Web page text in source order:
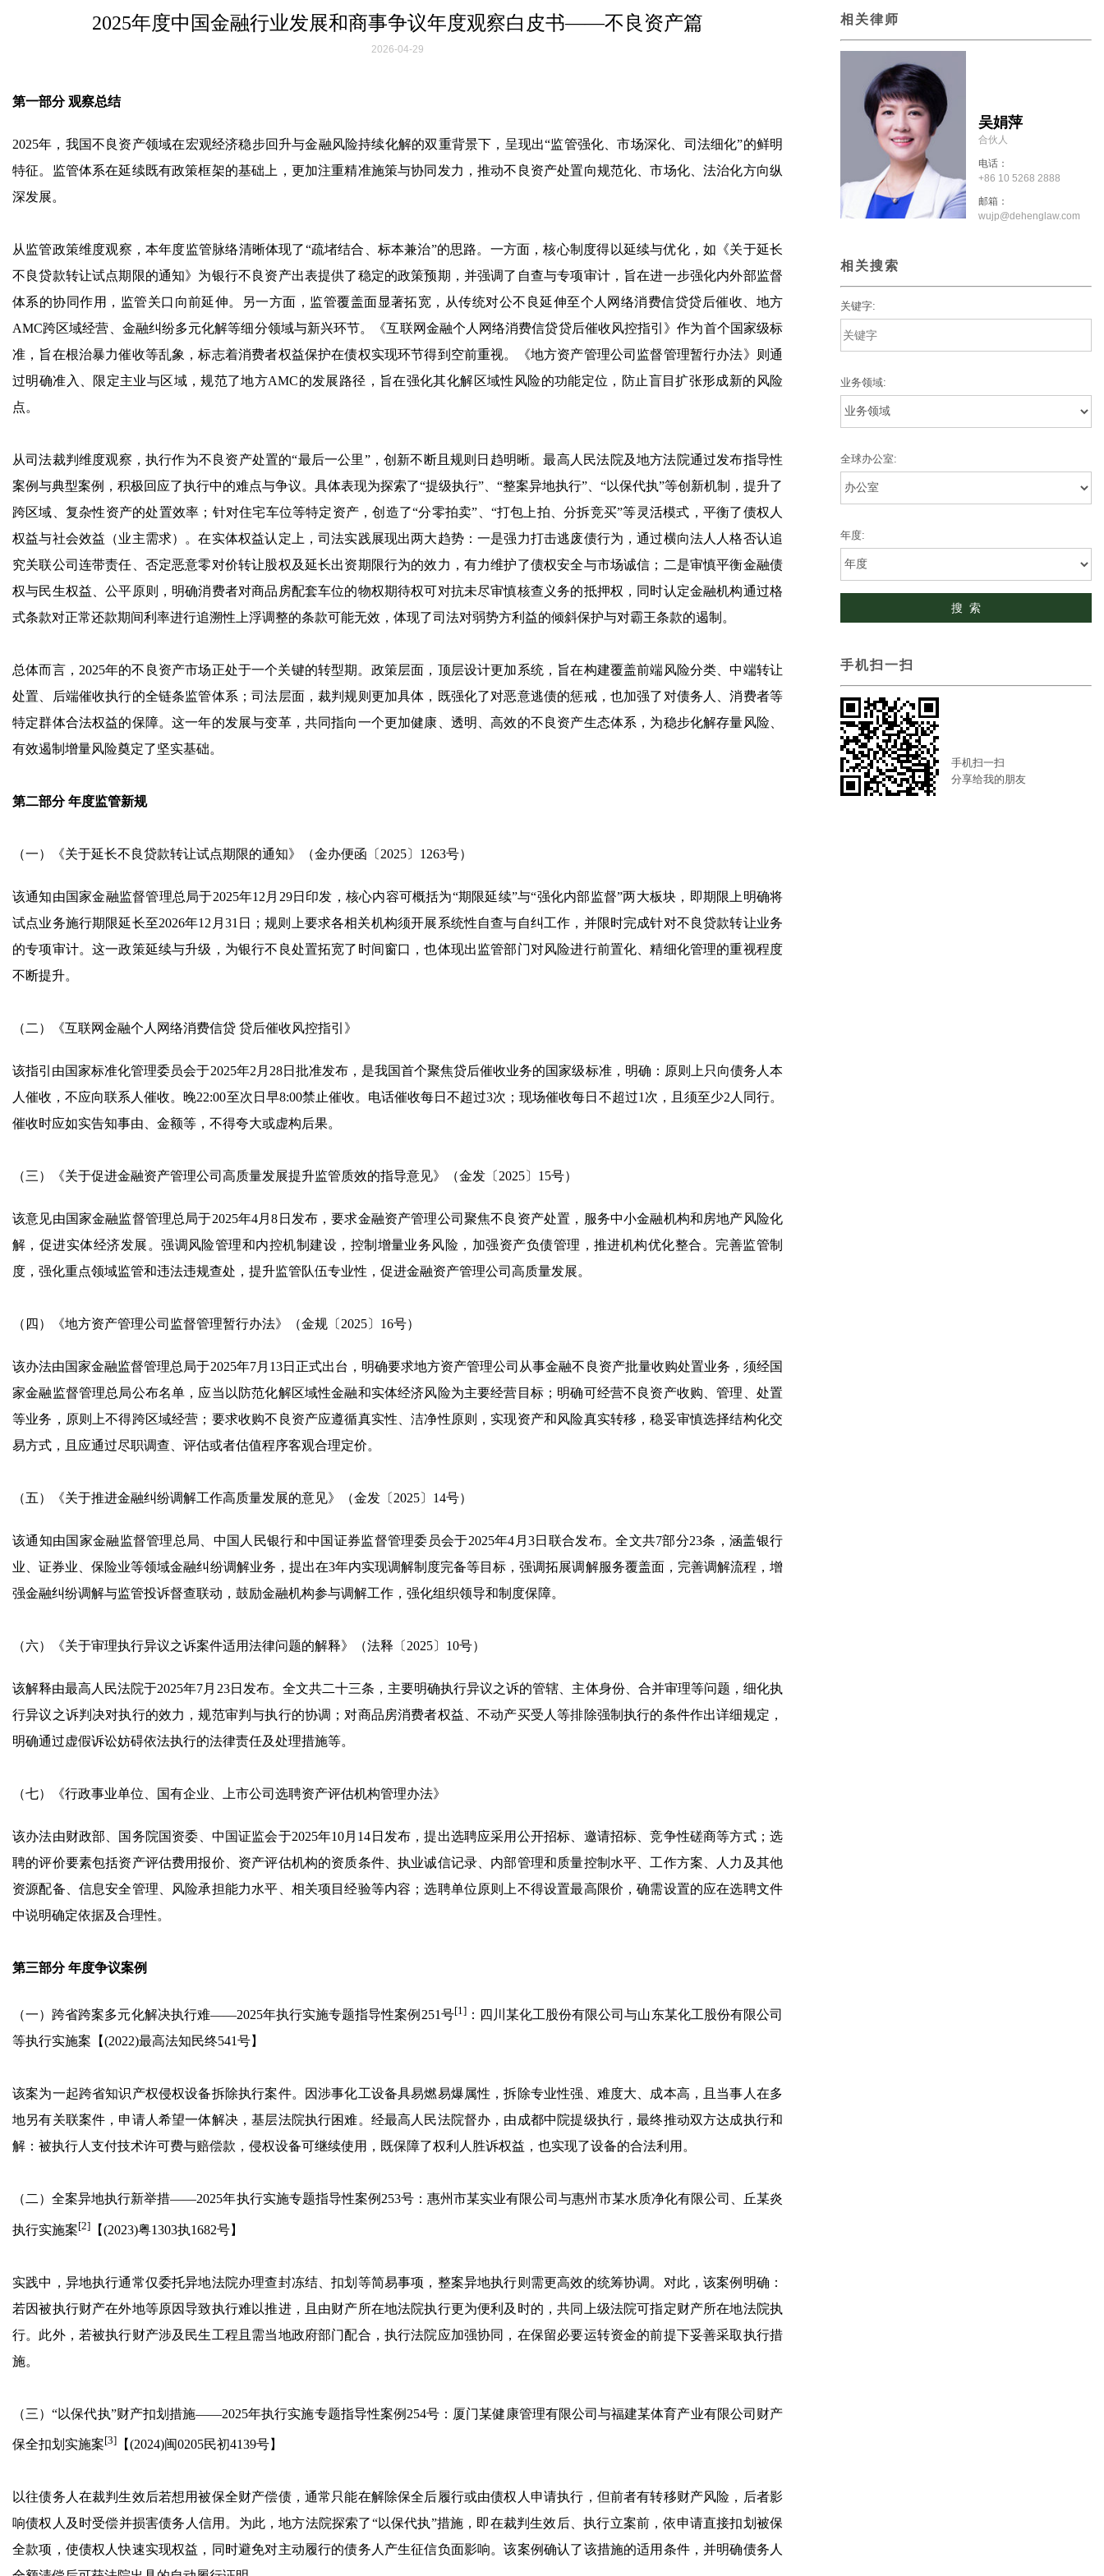
2025年度中国金融行业发展和商事争议年度观察白皮书——不良资产篇
2026-04-29
第一部分 观察总结
2025年，我国不良资产领域在宏观经济稳步回升与金融风险持续化解的双重背景下，呈现出“监管强化、市场深化、司法细化”的鲜明
特征。监管体系在延续既有政策框架的基础上，更加注重精准施策与协同发力，推动不良资产处置向规范化、市场化、法治化方向纵
深发展。
从监管政策维度观察，本年度监管脉络清晰体现了“疏堵结合、标本兼治”的思路。一方面，核心制度得以延续与优化，如《关于延长
不良贷款转让试点期限的通知》为银行不良资产出表提供了稳定的政策预期，并强调了自查与专项审计，旨在进一步强化内外部监督
体系的协同作用，监管关口向前延伸。另一方面，监管覆盖面显著拓宽，从传统对公不良延伸至个人网络消费信贷贷后催收、地方
AMC跨区域经营、金融纠纷多元化解等细分领域与新兴环节。《互联网金融个人网络消费信贷贷后催收风控指引》作为首个国家级标
准，旨在根治暴力催收等乱象，标志着消费者权益保护在债权实现环节得到空前重视。《地方资产管理公司监督管理暂行办法》则通
过明确准入、限定主业与区域，规范了地方AMC的发展路径，旨在强化其化解区域性风险的功能定位，防止盲目扩张形成新的风险
点。
从司法裁判维度观察，执行作为不良资产处置的“最后一公里”，创新不断且规则日趋明晰。最高人民法院及地方法院通过发布指导性
案例与典型案例，积极回应了执行中的难点与争议。具体表现为探索了“提级执行”、“整案异地执行”、“以保代执”等创新机制，提升了
跨区域、复杂性资产的处置效率；针对住宅车位等特定资产，创造了“分零拍卖”、“打包上拍、分拆竞买”等灵活模式，平衡了债权人
权益与社会效益（业主需求）。在实体权益认定上，司法实践展现出两大趋势：一是强力打击逃废债行为，通过横向法人人格否认追
究关联公司连带责任、否定恶意零对价转让股权及延长出资期限行为的效力，有力维护了债权安全与市场诚信；二是审慎平衡金融债
权与民生权益、公平原则，明确消费者对商品房配套车位的物权期待权可对抗未尽审慎核查义务的抵押权，同时认定金融机构通过格
式条款对正常还款期间利率进行追溯性上浮调整的条款可能无效，体现了司法对弱势方利益的倾斜保护与对霸王条款的遏制。
总体而言，2025年的不良资产市场正处于一个关键的转型期。政策层面，顶层设计更加系统，旨在构建覆盖前端风险分类、中端转让
处置、后端催收执行的全链条监管体系；司法层面，裁判规则更加具体，既强化了对恶意逃债的惩戒，也加强了对债务人、消费者等
特定群体合法权益的保障。这一年的发展与变革，共同指向一个更加健康、透明、高效的不良资产生态体系，为稳步化解存量风险、
有效遏制增量风险奠定了坚实基础。
第二部分 年度监管新规
（一）《关于延长不良贷款转让试点期限的通知》（金办便函〔2025〕1263号）
该通知由国家金融监督管理总局于2025年12月29日印发，核心内容可概括为“期限延续”与“强化内部监督”两大板块，即期限上明确将
试点业务施行期限延长至2026年12月31日；规则上要求各相关机构须开展系统性自查与自纠工作，并限时完成针对不良贷款转让业务
的专项审计。这一政策延续与升级，为银行不良处置拓宽了时间窗口，也体现出监管部门对风险进行前置化、精细化管理的重视程度
不断提升。
（二）《互联网金融个人网络消费信贷 贷后催收风控指引》
该指引由国家标准化管理委员会于2025年2月28日批准发布，是我国首个聚焦贷后催收业务的国家级标准，明确：原则上只向债务人本
人催收，不应向联系人催收。晚22:00至次日早8:00禁止催收。电话催收每日不超过3次；现场催收每日不超过1次，且须至少2人同行。
催收时应如实告知事由、金额等，不得夸大或虚构后果。
（三）《关于促进金融资产管理公司高质量发展提升监管质效的指导意见》（金发〔2025〕15号）
该意见由国家金融监督管理总局于2025年4月8日发布，要求金融资产管理公司聚焦不良资产处置，服务中小金融机构和房地产风险化
解，促进实体经济发展。强调风险管理和内控机制建设，控制增量业务风险，加强资产负债管理，推进机构优化整合。完善监管制
度，强化重点领域监管和违法违规查处，提升监管队伍专业性，促进金融资产管理公司高质量发展。
（四）《地方资产管理公司监督管理暂行办法》（金规〔2025〕16号）
该办法由国家金融监督管理总局于2025年7月13日正式出台，明确要求地方资产管理公司从事金融不良资产批量收购处置业务，须经国
家金融监督管理总局公布名单，应当以防范化解区域性金融和实体经济风险为主要经营目标；明确可经营不良资产收购、管理、处置
等业务，原则上不得跨区域经营；要求收购不良资产应遵循真实性、洁净性原则，实现资产和风险真实转移，稳妥审慎选择结构化交
易方式，且应通过尽职调查、评估或者估值程序客观合理定价。
（五）《关于推进金融纠纷调解工作高质量发展的意见》（金发〔2025〕14号）
该通知由国家金融监督管理总局、中国人民银行和中国证券监督管理委员会于2025年4月3日联合发布。全文共7部分23条，涵盖银行
业、证券业、保险业等领域金融纠纷调解业务，提出在3年内实现调解制度完备等目标，强调拓展调解服务覆盖面，完善调解流程，增
强金融纠纷调解与监管投诉督查联动，鼓励金融机构参与调解工作，强化组织领导和制度保障。
（六）《关于审理执行异议之诉案件适用法律问题的解释》（法释〔2025〕10号）
该解释由最高人民法院于2025年7月23日发布。全文共二十三条，主要明确执行异议之诉的管辖、主体身份、合并审理等问题，细化执
行异议之诉判决对执行的效力，规范审判与执行的协调；对商品房消费者权益、不动产买受人等排除强制执行的条件作出详细规定，
明确通过虚假诉讼妨碍依法执行的法律责任及处理措施等。
（七）《行政事业单位、国有企业、上市公司选聘资产评估机构管理办法》
该办法由财政部、国务院国资委、中国证监会于2025年10月14日发布，提出选聘应采用公开招标、邀请招标、竞争性磋商等方式；选
聘的评价要素包括资产评估费用报价、资产评估机构的资质条件、执业诚信记录、内部管理和质量控制水平、工作方案、人力及其他
资源配备、信息安全管理、风险承担能力水平、相关项目经验等内容；选聘单位原则上不得设置最高限价，确需设置的应在选聘文件
中说明确定依据及合理性。
第三部分 年度争议案例
（一）跨省跨案多元化解决执行难——2025年执行实施专题指导性案例251号[1]：四川某化工股份有限公司与山东某化工股份有限公司
等执行实施案【(2022)最高法知民终541号】
该案为一起跨省知识产权侵权设备拆除执行案件。因涉事化工设备具易燃易爆属性，拆除专业性强、难度大、成本高，且当事人在多
地另有关联案件，申请人希望一体解决，基层法院执行困难。经最高人民法院督办，由成都中院提级执行，最终推动双方达成执行和
解：被执行人支付技术许可费与赔偿款，侵权设备可继续使用，既保障了权利人胜诉权益，也实现了设备的合法利用。
（二）全案异地执行新举措——2025年执行实施专题指导性案例253号：惠州市某实业有限公司与惠州市某水质净化有限公司、丘某炎
执行实施案[2] 【(2023)粤1303执1682号】
实践中，异地执行通常仅委托异地法院办理查封冻结、扣划等简易事项，整案异地执行则需更高效的统筹协调。对此，该案例明确：
若因被执行财产在外地等原因导致执行难以推进，且由财产所在地法院执行更为便利及时的，共同上级法院可指定财产所在地法院执
行。此外，若被执行财产涉及民生工程且需当地政府部门配合，执行法院应加强协同，在保留必要运转资金的前提下妥善采取执行措
施。
（三）“以保代执”财产扣划措施——2025年执行实施专题指导性案例254号：厦门某健康管理有限公司与福建某体育产业有限公司财产
保全扣划实施案[3] 【(2024)闽0205民初4139号】
以往债务人在裁判生效后若想用被保全财产偿债，通常只能在解除保全后履行或由债权人申请执行，但前者有转移财产风险，后者影
响债权人及时受偿并损害债务人信用。为此，地方法院探索了“以保代执”措施，即在裁判生效后、执行立案前，依申请直接扣划被保
全款项，使债权人快速实现权益，同时避免对主动履行的债务人产生征信负面影响。该案例确认了该措施的适用条件，并明确债务人
相关律师
吴娟萍
合伙人
电话：
+86 10 5268 2888
邮箱：
wujp@dehenglaw.com
相关搜索
关键字:
业务领域:
全球办公室:
年度:
手机扫一扫
手机扫一扫
分享给我的朋友